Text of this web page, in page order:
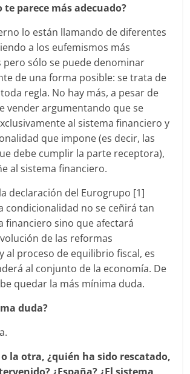
parece más adecuado?
lo están llamando de diferentes
a los eufemismos más
pero sólo se puede denominar
de una forma posible: se trata de
regla. No hay más, a pesar de
vender argumentando que se
al sistema financiero y
que impone (es decir, las
debe cumplir la parte receptora),
al sistema financiero.
declaración del Eurogrupo [1]
condicionalidad no se ceñirá tan
financiero sino que afectará
de las reformas
al proceso de equilibrio fiscal, es
al conjunto de la economía. De
quedar la más mínima duda.
duda?
o la otra, ¿quién ha sido rescatado,